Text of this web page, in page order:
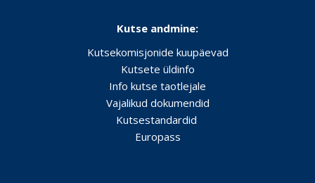
Kutse andmine:
Kutsekomisjonide kuupäevad
Kutsete üldinfo
Info kutse taotlejale
Vajalikud dokumendid
Kutsestandardid
Europass